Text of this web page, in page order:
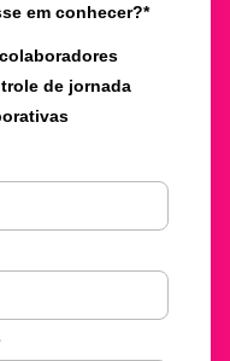
em conhecer?*
de jornada